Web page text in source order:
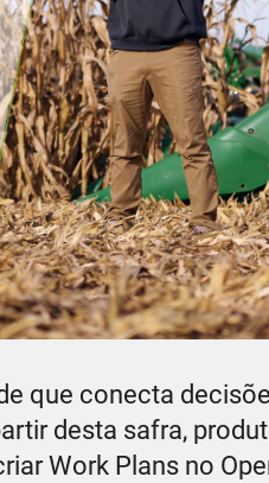
que conecta
desta safra,
Work Plans no